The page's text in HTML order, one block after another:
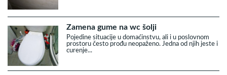
Zamena gume na wc šolji
Pojedine situacije u domaćinstvu, ali i u poslovnom
prostoru često prođu neopaženo. Jedna od njih jeste i
curenje...